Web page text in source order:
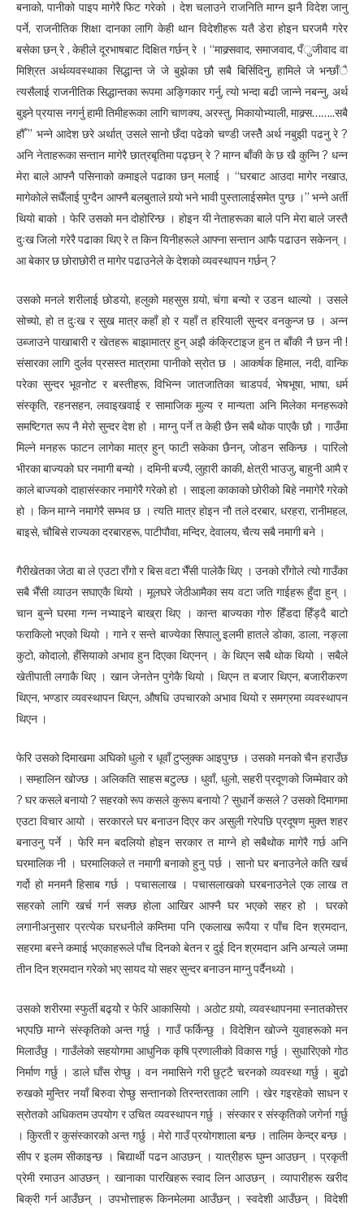
बनाको, पानीको पाइप मागेरै फिट गरेको । देश चलाउने राजनिति माग्न झनै विदेश जानु
पर्ने, राजनीतिक शिक्षा दानका लागि केही थान विदेशीहरू यतै डेरा होइन घरजमै गरेर
बसेका छन् रे , केहीले दूरभाषबाट दिक्षित गर्छन् रे । “माक्र्सवाद, समाजवाद, पँुजीवाद वा
मिश्रित अर्थव्यवस्थाका सिद्धान्त जे जे बुझेका छौ सबै बिर्सिदिनु, हामिले जे भन्छाँै
त्यसैलाई राजनीतिक सिद्धान्तका रूपमा अङ्गिकार गर्नु, त्यो भन्दा बढी जान्ने नबन्नु, अर्थ
बुझ्ने प्रयास नगर्नु हामी तिमीहरूका लागि चाणक्य, अरस्तु, मिकायोभ्याली, माक्र्स……..सबै
हौँ ” भन्ने आदेश छरे अर्थात् उसले सानो छँदा पढेको चण्डी जस्तेै अर्थ नबुझी पढनु रे ?
अनि नेताहरूका सन्तान मागेरै छात्रबृतिमा पढ्छन् रे ? माग्न बाँकी के छ खै कुन्नि ? धन्न
मेरा बाले आफ्नै पसिनाको कमाइले पढाका छन् मलाई । “घरबाट आउदा मागेर नखाउ,
मागेकोले सधैँलाई पुग्दैन आफ्नै बलबुताले गर्‍यो भने भावी पुस्तालाईसमेत पुग्छ ।” भन्ने अर्ती
थियो बाको । फेरि उसको मन दोहोरिन्छ । होइन यी नेताहरूका बाले पनि मेरा बाले जस्तै
दुःख जिलो गरेरै पढाका थिए रे त किन यिनीहरूले आफ्ना सन्तान आफै पढाउन सकेनन् ।
आ बेकार छ छोराछोरी त मागेर पढाउनेले के देशको व्यवस्थापन गर्छन् ?
उसको मनले शरीलाई छोडयो, हलुको महसुस गर्‍यो, चंंगा बन्यो र उडन थाल्यो । उसले
सोच्यो, हो त दुःख र सुख मात्र कहाँ हो र यहाँ त हरियाली सुन्दर वनकुन्ज छ । अन्न
उब्जाउने पाखाबारी र खेतहरू बाझामात्र हुन् अझै कंक्रिटाइज हुन त बाँकी नै छन नी !
संसारका लागि दुर्लव प्रसस्त मात्रामा पानीको स्रोत छ । आकर्षक हिमाल, नदी, वान्कि
परेका सुन्दर भूवनोट र बस्तीहरू, विभिन्न जातजातिका चाडपर्व, भेषभूषा, भाषा, धर्म
संस्कृति, रहनसहन, लवाइखवाई र सामाजिक मुल्य र मान्यता अनि मिलेका मनहरूको
समष्टिगत रूप नै मेरो सुन्दर देश हो । माग्नु पर्ने त केही छैन सबै थोक पाएकै छौ । गाउँमा
मिल्ने मनहरू फाटन लागेका मात्र हुन् फाटी सकेका छैनन्, जोडन सकिन्छ । पारिलो
भीरका बाज्यको घर नमागी बन्यो । दमिनी बज्यै, लुहारी काकी, क्षेत्री भाउजु, बाहुनी आमै र
काले बाज्यको दाहासंस्कार नमागेरै गरेको हो । साइला काकाको छोरीको बिहे नमागेरै गरेको
हो । किन माग्ने नमागेरै सम्भव छ । त्यति मात्र होइन नौ तले दरबार, धरहरा, रानीमहल,
बाइसे, चौबिसे राज्यका दरबारहरू, पाटीपौवा, मन्दिर, देवालय, चैत्य सबै नमागी बने ।
गैरीखेतका जेठा बा ले एउटा राँगो र बिस वटा भैँसी पालेकै थिए । उनको राँगोले त्यो गाउँका
सबै भैँसी व्याउन सघाएकै थियो । मूलघरे जेठीआमैका सय वटा जति गाईहरू हुँदा हुन् ।
चान बुन्ने घरमा गन्न नभ्याइने बाख्रा थिए । कान्त बाज्यका गोरु हिँडदा हिँड्दै बाटो
फराकिलो भएको थियो । गाने र सन्ते बाज्येका सिपालु इलमी हातले डोका, डाला, नङ्ला
कुटो, कोदालो, हँसियाको अभाव हुन दिएका थिएनन् । के थिएन सबै थोक थियो । सबैले
खेतीपाती लगाकै थिए । खान जेनतेन पुगेकै थियो । थिएन त बजार थिएन, बजारीकरण
थिएन, भण्डार व्यवस्थापन थिएन, औषधि उपचारको अभाव थियो र समग्रमा व्यवस्थापन
थिएन ।
फेरि उसको दिमाखमा अघिको धुलो र धूवाँ टुप्लुक्क आइपुग्छ । उसको मनको चैन हराउँछ
। सम्हालिन खोज्छ । अलिकति साहस बटुल्छ । धुवाँ, धुलो, सहरी प्रदूणको जिम्मेवार को
? घर कसले बनायो ? सहरको रूप कसले कुरूप बनायो ? सुधार्ने कसले ? उसको दिमागमा
एउटा विचार आयो । सरकारले घर बनाउन दिएर कर असुली गरेपछि प्रदूषण मुक्त शहर
बनाउनु पर्ने । फेरि मन बदलियो होइन सरकार त माग्ने हो सबैथोक मागेरै गर्छ अनि
घरमालिक नी । घरमालिकले त नमागी बनाको हुनु पर्छ । सानो घर बनाउनेले कति खर्च
गर्दो हो मनमनै हिसाब गर्छ । पचासलाख । पचासलाखको घरबनाउनेले एक लाख त
सहरको लागि खर्च गर्न सक्छ होला आखिर आफ्नै घर भएको सहर हो । घरको
लगानीअनुसार प्रत्येक घरधनीले कम्तिमा पनि एकलाख रूपैया र पाँच दिन श्रमदान,
सहरमा बस्ने कमाई भएकाहरूले पाँच दिनको बेतन र दुई दिन श्रमदान अनि अन्यले जम्मा
तीन दिन श्रमदान गरेको भए सायद यो सहर सुन्दर बनाउन माग्नु पर्दैनथ्यो ।
उसको शरीरमा स्फुर्ती बढ्योे र फेरि आकासियो । अठोट गर्‍यो, व्यवस्थापनमा स्नातकोत्तर
भएपछि माग्ने संस्कृतिको अन्त गर्छु । गाउँ फर्किन्छु । विदेशिन खोज्ने युवाहरूको मन
मिलाउँछु । गाउँलेको सहयोगमा आधुनिक कृषि प्रणालीको विकास गर्छु । सुधारिएको गोठ
निर्माण गर्छु । डाले घाँस रोप्छु । वन नमासिने गरी छुट्टै चरनको व्यवस्था गर्छु । बुढो
रुखको मुन्तिर नयाँ बिरुवा रोप्छु सन्तानको तिरन्तरताका लागि । खेर गइरहेको साधन र
स्रोतको अधिकतम उपयोग र उचित व्यवस्थापन गर्छु । संस्कार र संस्कृतिको जगेर्ना गर्छु
। कुिरती र कुसंस्कारको अन्त गर्छु । मेरो गाउँ प्रयोगशाला बन्छ । तालिम केन्द्र बन्छ ।
सीप र इलम सीकाइन्छ । बिद्यार्थी पढन आउछन् । यात्रीहरू घुम्न आउछन् । प्रकृती
प्रेमी रमाउन आउछन् । खानाका पारखिहरू स्वाद लिन आउछन् । व्यापारीहरू खरीद
बिक्री गर्न आउँछन् । उपभोत्ताहरू किनमेलमा आउँछन् । स्वदेशी आउँछन् । विदेशी